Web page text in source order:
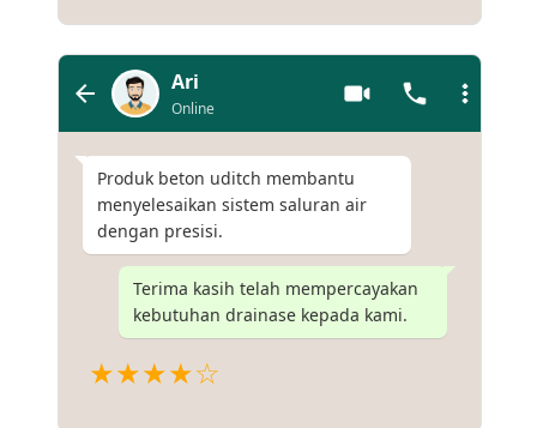
Ari
Online
Produk beton uditch membantu
menyelesaikan sistem saluran air
dengan presisi.
Terima kasih telah mempercayakan
kebutuhan drainase kepada kami.
★★★★☆